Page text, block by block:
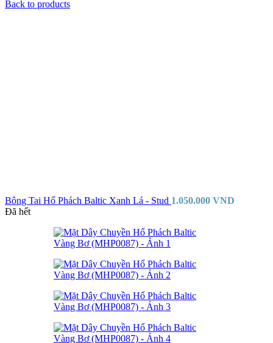
Back to products
Bông Tai Hổ Phách Baltic Xanh Lá - Stud 1.050.000 VND
Đã hết